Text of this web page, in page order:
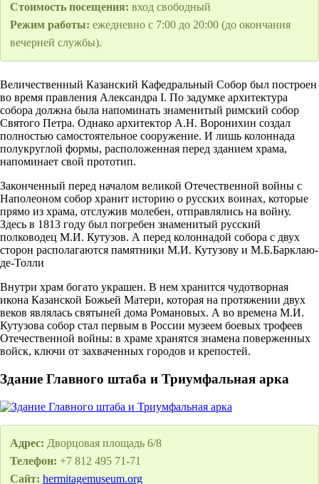
Стоимость посещения: вход свободный
Режим работы: ежедневно с 7:00 до 20:00 (до окончания
вечерней службы).
Величественный Казанский Кафедральный Собор был построен
во время правления Александра I. По задумке архитектура
собора должна была напоминать знаменитый римский собор
Святого Петра. Однако архитектор А.Н. Воронихин создал
полностью самостоятельное сооружение. И лишь колоннада
полукруглой формы, расположенная перед зданием храма,
напоминает свой прототип.
Законченный перед началом великой Отечественной войны с
Наполеоном собор хранит историю о русских воинах, которые
прямо из храма, отслужив молебен, отправлялись на войну.
Здесь в 1813 году был погребен знаменитый русский
полководец М.И. Кутузов. А перед колоннадой собора с двух
сторон располагаются памятники М.И. Кутузову и М.Б.Барклаю-
де-Толли
Внутри храм богато украшен. В нем хранится чудотворная
икона Казанской Божьей Матери, которая на протяжении двух
веков являлась святыней дома Романовых. А во времена М.И.
Кутузова собор стал первым в России музеем боевых трофеев
Отечественной войны: в храме хранятся знамена поверженных
войск, ключи от захваченных городов и крепостей.
Здание Главного штаба и Триумфальная арка
Адрес: Дворцовая площадь 6/8
Телефон: +7 812 495 71-71
Сайт: hermitagemuseum.org